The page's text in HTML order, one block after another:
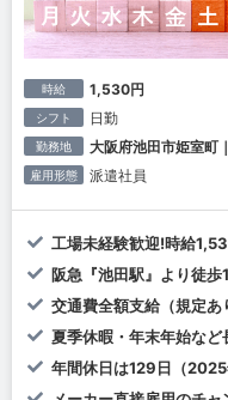
時給 1,530円
シフト 日勤
勤務地 大阪府池田市姫室
雇用形態 派遣社員
工場未経験歓迎!時給
阪急『池田駅』より徒歩
交通費全額支給（規定あ
夏季休暇・年末年始など
年間休日は129日（